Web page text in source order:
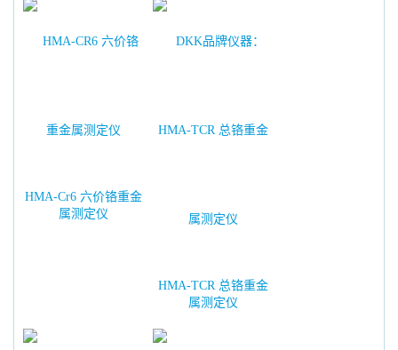
HMA-Cr6 六价铬重金
属测定仪
HMA-TCR 总铬重金
属测定仪